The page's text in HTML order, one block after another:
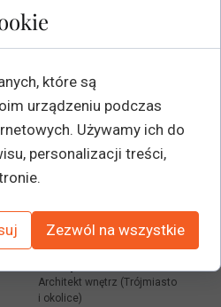
Architekt wnętrz (Trójmiasto
i okolice)
które są
urządzeniu podczas
Używamy ich do
personalizacji treści,
Zezwól na wszystkie